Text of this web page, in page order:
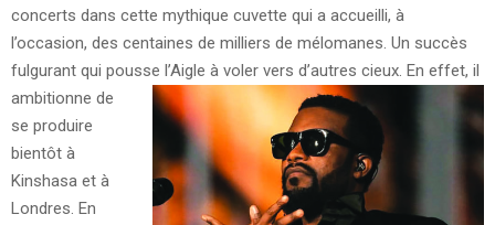
concerts dans cette mythique cuvette qui a accueilli, à
l’occasion, des centaines de milliers de mélomanes. Un succès
fulgurant qui pousse l’Aigle à voler vers d’autres cieux. En effet, il
ambitionne de
se produire
bientôt à
Kinshasa et à
Londres. En